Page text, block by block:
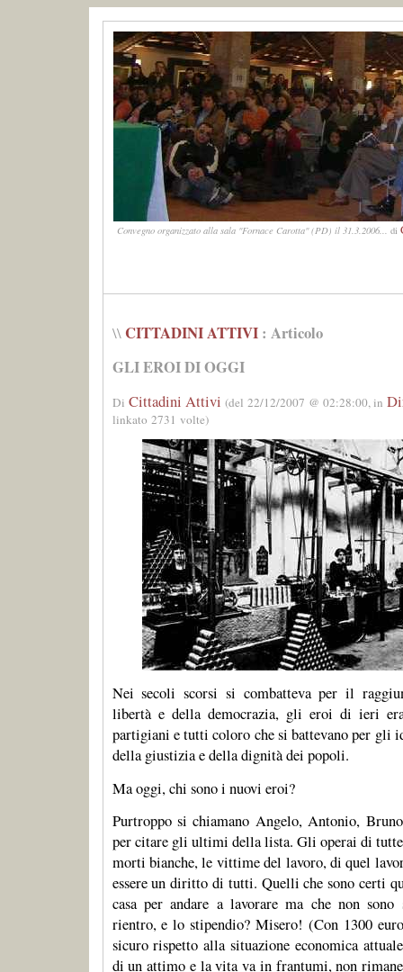
Convegno organizzato alla sala "Fornace Carotta" (PD) il 31.3.2006... di
\\ CITTADINI ATTIVI: Articolo
GLI EROI DI OGGI
Di Cittadini Attivi (del 22/12/2007 @ 02:28:00, in
linkato 2731 volte)
Nei secoli scorsi si combatteva per il
libertà e della democrazia, gli eroi di ieri
partigiani e tutti coloro che si battevano per gli
della giustizia e della dignità dei popoli.
Ma oggi, chi sono i nuovi eroi?
Purtroppo si chiamano Angelo, Antonio,
per citare gli ultimi della lista. Gli operai di
morti bianche, le vittime del lavoro, di quel
essere un diritto di tutti. Quelli che sono certi
casa per andare a lavorare ma che non
rientro, e lo stipendio? Misero! (Con 1300
sicuro rispetto alla situazione economica
di un attimo e la vita va in frantumi, non